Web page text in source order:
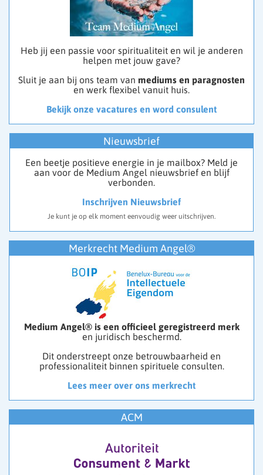
Heb jij een passie voor spiritualiteit en wil je anderen
helpen met jouw gave?
Sluit je aan bij ons team van mediums en paragnosten
en werk flexibel vanuit huis.
Bekijk onze vacatures en word consulent
Nieuwsbrief
Een beetje positieve energie in je mailbox? Meld je
aan voor de Medium Angel nieuwsbrief en blijf
verbonden.
Inschrijven Nieuwsbrief
Je kunt je op elk moment eenvoudig weer uitschrijven.
Merkrecht Medium Angel®
Medium Angel® is een officieel geregistreerd merk
en juridisch beschermd.
Dit onderstreept onze betrouwbaarheid en
professionaliteit binnen spirituele consulten.
Lees meer over ons merkrecht
ACM